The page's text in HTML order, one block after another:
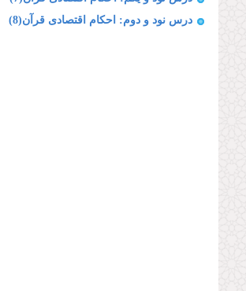
درس نود و دوم: احکام اقتصادی قرآن(8)